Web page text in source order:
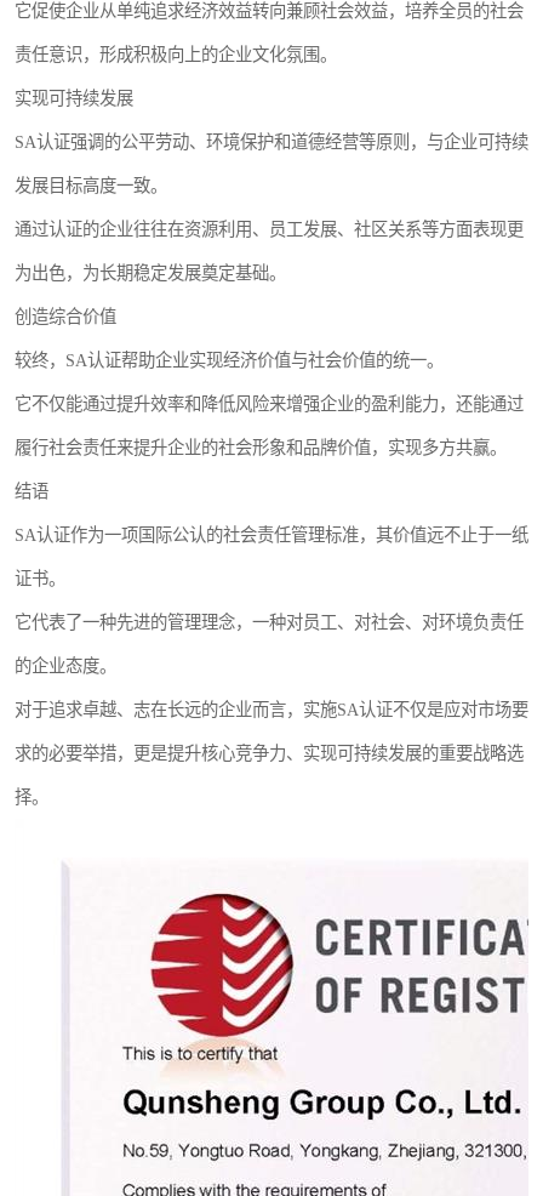
它促使企业从单纯追求经济效益转向兼顾社会效益，培养全员的社会
责任意识，形成积极向上的企业文化氛围。
实现可持续发展
SA认证强调的公平劳动、环境保护和道德经营等原则，与企业可持续
发展目标高度一致。
通过认证的企业往往在资源利用、员工发展、社区关系等方面表现更
为出色，为长期稳定发展奠定基础。
创造综合价值
较终，SA认证帮助企业实现经济价值与社会价值的统一。
它不仅能通过提升效率和降低风险来增强企业的盈利能力，还能通过
履行社会责任来提升企业的社会形象和品牌价值，实现多方共赢。
结语
SA认证作为一项国际公认的社会责任管理标准，其价值远不止于一纸
证书。
它代表了一种先进的管理理念，一种对员工、对社会、对环境负责任
的企业态度。
对于追求卓越、志在长远的企业而言，实施SA认证不仅是应对市场要
求的必要举措，更是提升核心竞争力、实现可持续发展的重要战略选
择。